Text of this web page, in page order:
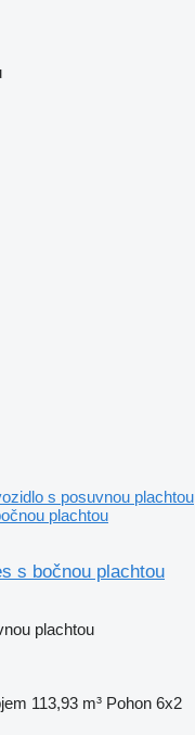
s posuvnou plachtou
plachtou
s bočnou plachtou
plachtou
113,93 m³ Pohon 6x2